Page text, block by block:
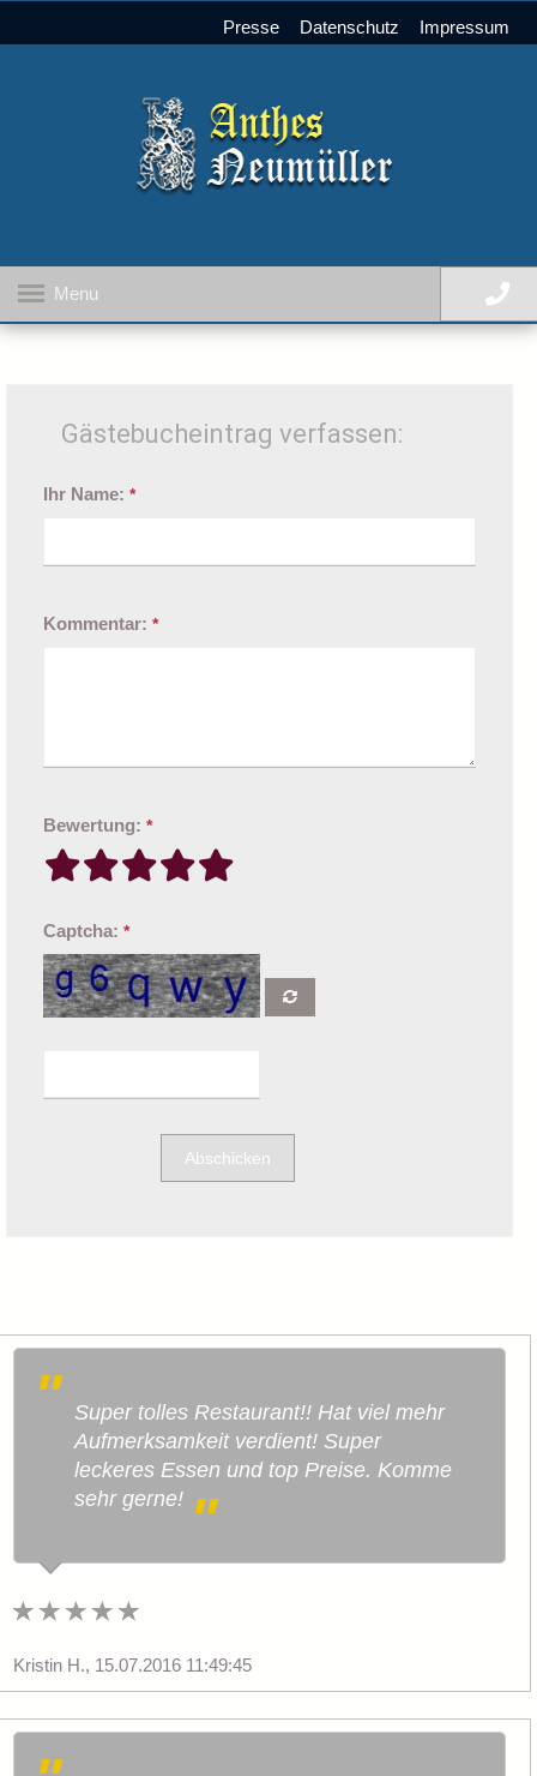
Presse Datenschutz Impressum
Menu
Gästebucheintrag verfassen:
Ihr Name: *
Kommentar: *
Bewertung: *
Captcha: *
Abschicken
Super tolles Restaurant!! Hat viel mehr
Aufmerksamkeit verdient! Super
leckeres Essen und top Preise. Komme
sehr gerne!
Kristin H., 15.07.2016 11:49:45